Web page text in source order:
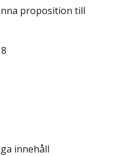
proposition till
innehåll